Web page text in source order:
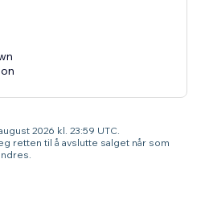
2026 kl. 23:59 UTC.
retten til å avslutte salget når som